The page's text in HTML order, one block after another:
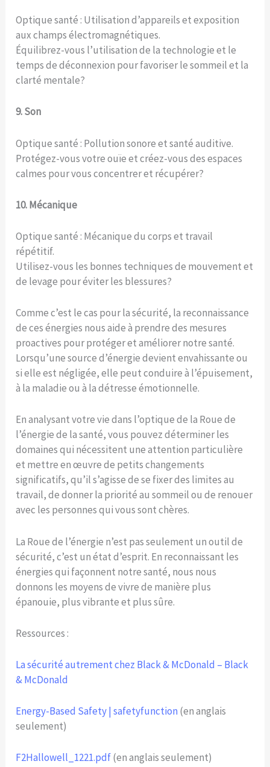
Optique santé : Utilisation d’appareils et exposition
aux champs électromagnétiques.
Équilibrez-vous l’utilisation de la technologie et le
temps de déconnexion pour favoriser le sommeil et la
clarté mentale?
9. Son
Optique santé : Pollution sonore et santé auditive.
Protégez-vous votre ouïe et créez-vous des espaces
calmes pour vous concentrer et récupérer?
10. Mécanique
Optique santé : Mécanique du corps et travail
répétitif.
Utilisez-vous les bonnes techniques de mouvement et
de levage pour éviter les blessures?
Comme c’est le cas pour la sécurité, la reconnaissance
de ces énergies nous aide à prendre des mesures
proactives pour protéger et améliorer notre santé.
Lorsqu’une source d’énergie devient envahissante ou
si elle est négligée, elle peut conduire à l’épuisement,
à la maladie ou à la détresse émotionnelle.
En analysant votre vie dans l’optique de la Roue de
l’énergie de la santé, vous pouvez déterminer les
domaines qui nécessitent une attention particulière
et mettre en œuvre de petits changements
significatifs, qu’il s’agisse de se fixer des limites au
travail, de donner la priorité au sommeil ou de renouer
avec les personnes qui vous sont chères.
La Roue de l’énergie n’est pas seulement un outil de
sécurité, c’est un état d’esprit. En reconnaissant les
énergies qui façonnent notre santé, nous nous
donnons les moyens de vivre de manière plus
épanouie, plus vibrante et plus sûre.
Ressources :
La sécurité autrement chez Black & McDonald – Black
& McDonald
Energy-Based Safety | safetyfunction (en anglais
seulement)
F2Hallowell_1221.pdf(en anglais seulement)